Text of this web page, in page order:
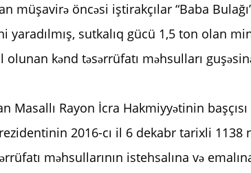
müşavirə öncəsi iştirakçılar “Baba
yaradılmış, sutkalıq gücü 1,5 ton olan
kənd təsərrüfatı məhsulları
Masallı Rayon İcra Hakmiyyətinin başçısı
2016-cı il 6 dekabr tarixli 1138
məhsullarının istehsalına və